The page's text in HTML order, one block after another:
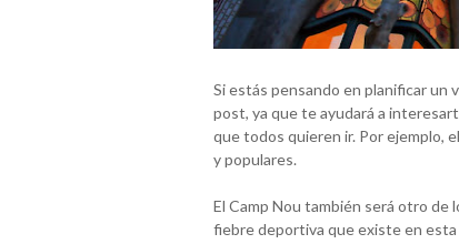
Si estás pensando en planificar un
post, ya que te ayudará a
que todos quieren ir. Por ejemplo,
y populares.
El Camp Nou también será otro de
fiebre deportiva que existe en esta